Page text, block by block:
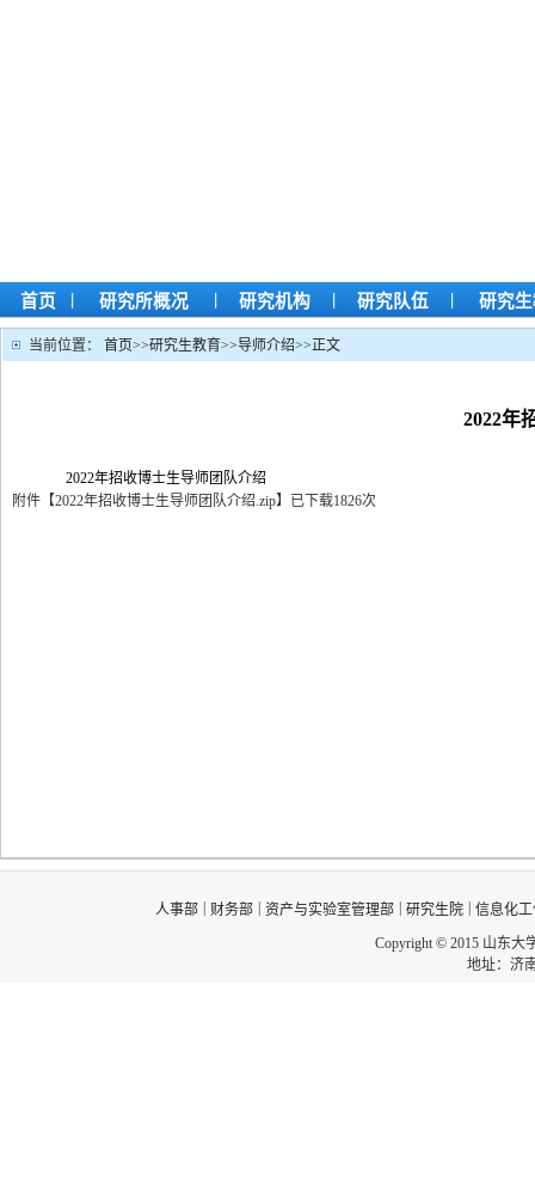
首页 | 研究所概况 | 研究机构 | 研究队伍 | 研究
当前位置： 首页>>研究生教育>>导师介绍>>正文
2022年
2022年招收博士生导师团队介绍
附件【2022年招收博士生导师团队介绍.zip】 已下载1826次
人事部 财务部 资产与实验室管理部 研究生院
信息化
Copyright © 2015 山东大
地址：济